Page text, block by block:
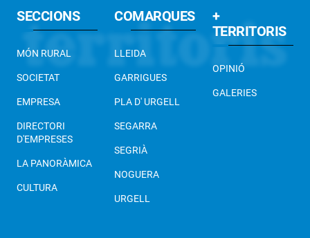
SECCIONS
MÓN RURAL
SOCIETAT
EMPRESA
DIRECTORI
D'EMPRESES
LA PANORÀMICA
CULTURA
COMARQUES
LLEIDA
GARRIGUES
PLA D' URGELL
SEGARRA
SEGRIÀ
NOGUERA
URGELL
+
TERRITORIS
OPINIÓ
GALERIES